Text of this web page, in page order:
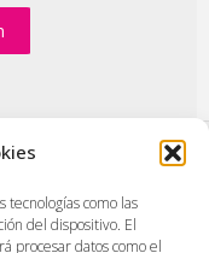
como las
del dispositivo. El
procesar datos como el
de contacto
|